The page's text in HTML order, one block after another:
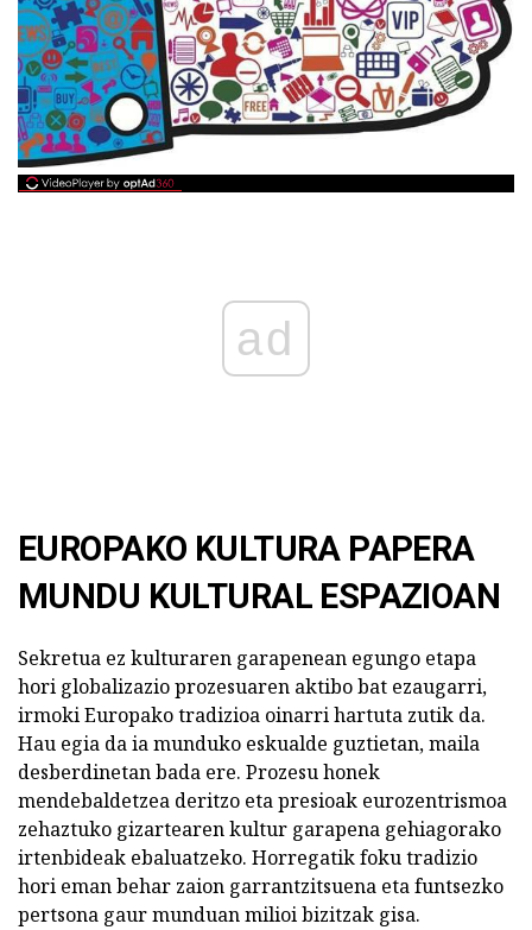
ad
EUROPAKO KULTURA PAPERA
MUNDU KULTURAL ESPAZIOAN
Sekretua ez kulturaren garapenean egungo etapa
hori globalizazio prozesuaren aktibo bat ezaugarri,
irmoki Europako tradizioa oinarri hartuta zutik da.
Hau egia da ia munduko eskualde guztietan, maila
desberdinetan bada ere. Prozesu honek
mendebaldetzea deritzo eta presioak eurozentrismoa
zehaztuko gizartearen kultur garapena gehiagorako
irtenbideak ebaluatzeko. Horregatik foku tradizio
hori eman behar zaion garrantzitsuena eta funtsezko
pertsona gaur munduan milioi bizitzak gisa.